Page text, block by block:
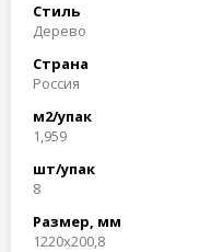
Стиль
Дерево
Страна
Россия
м2/упак
1,959
шт/упак
8
Размер, мм
1220x200,8